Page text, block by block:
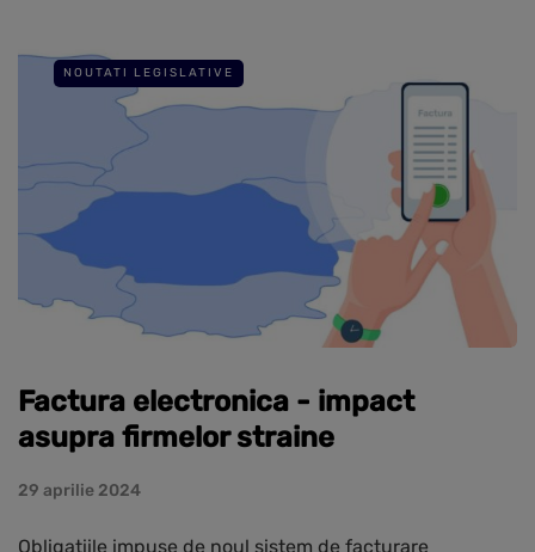
NOUTATI LEGISLATIVE
Factura electronica - impact
asupra firmelor straine
29 aprilie 2024
Obligatiile impuse de noul sistem de facturare